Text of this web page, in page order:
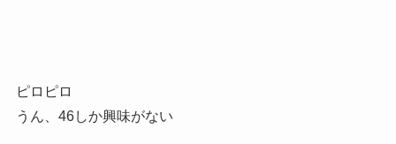
ピロピロ
うん、46しか興味がない